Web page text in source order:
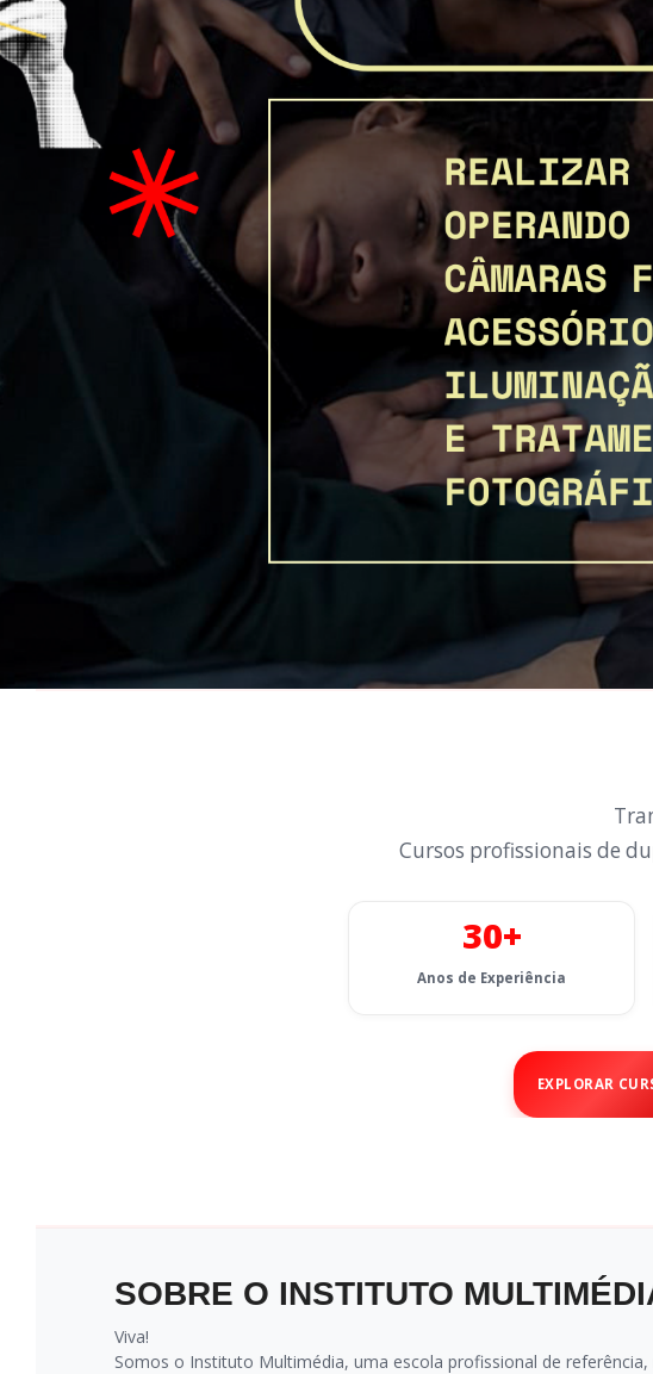
Cursos profissionais de
30+
Anos de Experiência
EXPLORAR
SOBRE O INSTITUTO
Viva!
Somos o Instituto Multimédia, uma escola profissional de referência,